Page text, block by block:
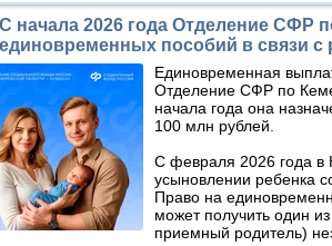
С начала 2026 года Отделение СФР
единовременных пособий в связи с
Единовременная
Отделение СФР по
начала года она
100 млн рублей.
С февраля 2026 года в
усыновлении ребенка
Право на
может получить один
приемный родитель)